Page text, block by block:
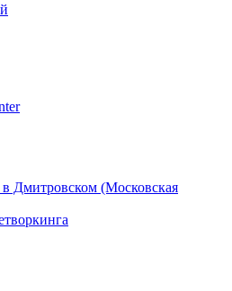
Дмитровском (Московская